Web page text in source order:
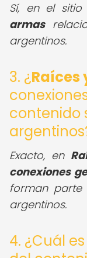
Sí, en el
armas
argentinos.
3. ¿Raíces
contenido
Exacto, en
conexiones
forman
argentinos.
4. ¿Cuál